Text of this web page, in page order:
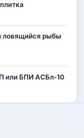
ловящийся рыбы
или БПИ АСБл-10